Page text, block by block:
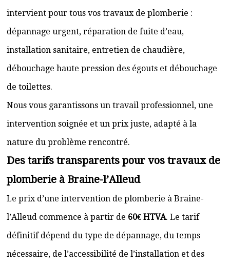
intervient pour tous vos travaux de plomberie :
dépannage urgent, réparation de fuite d’eau,
installation sanitaire, entretien de chaudière,
débouchage haute pression des égouts et débouchage
de toilettes.
Nous vous garantissons un travail professionnel, une
intervention soignée et un prix juste, adapté à la
nature du problème rencontré.
Des tarifs transparents pour vos travaux de
plomberie à Braine-l’Alleud
Le prix d’une intervention de plomberie à Braine-
l’Alleud commence à partir de 60€ HTVA. Le tarif
définitif dépend du type de dépannage, du temps
nécessaire, de l’accessibilité de l’installation et des